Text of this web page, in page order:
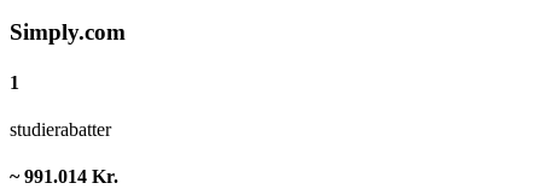
Simply.com
1
studierabatter
~ 991.014 Kr.